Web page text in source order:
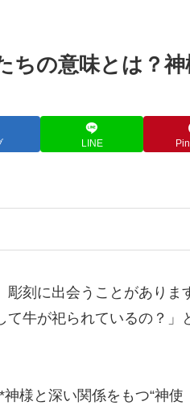
ちの意味とは？
LINE
刻に出会うことがありま
て牛が祀られているの？」
様と深い関係をもつ“神使